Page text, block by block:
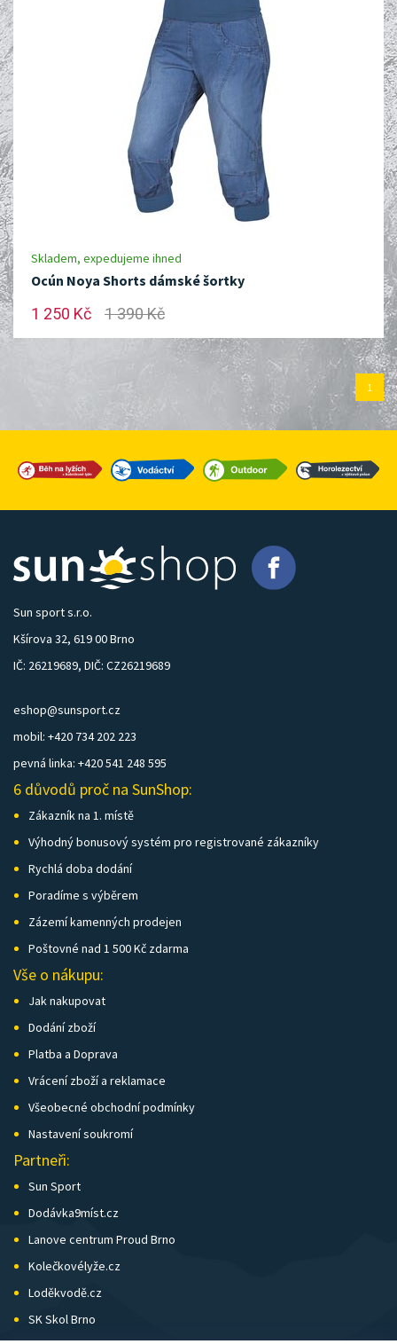
Skladem, expedujeme ihned
Ocún Noya Shorts dámské šortky
1 250 Kč 1 390 Kč
1
Sun sport s.r.o.
Kšírova 32, 619 00 Brno
IČ: 26219689, DIČ: CZ26219689
eshop@sunsport.cz
mobil: +420 734 202 223
pevná linka: +420 541 248 595
6 důvodů proč na SunShop:
Zákazník na 1. místě
Výhodný bonusový systém pro registrované zákazníky
Rychlá doba dodání
Poradíme s výběrem
Zázemí kamenných prodejen
Poštovné nad 1 500 Kč zdarma
Vše o nákupu:
Jak nakupovat
Dodání zboží
Platba a Doprava
Vrácení zboží a reklamace
Všeobecné obchodní podmínky
Nastavení soukromí
Partneři:
Sun Sport
Dodávka9míst.cz
Lanove centrum Proud Brno
Kolečkovélyže.cz
Loděkvodě.cz
SK Skol Brno